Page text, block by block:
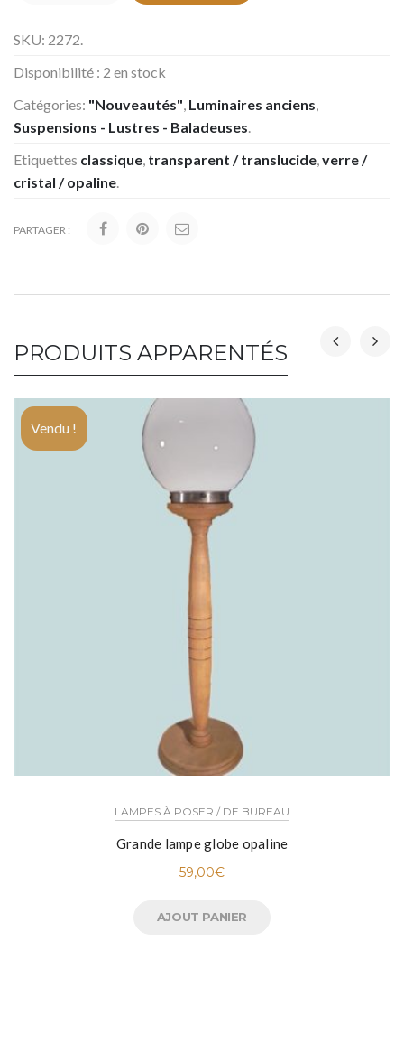
SKU: 2272
Disponibilité : 2 en stock
Catégories: "Nouveautés" Luminaires anciens
Suspensions - Lustres - Baladeuses
Etiquettes classique transparent / translucide verre /
cristal / opaline
PARTAGER :
PRODUITS APPARENTÉS
Vendu !
LAMPES À POSER / DE BUREAU
Grande lampe globe opaline
59,00€
AJOUT PANIER